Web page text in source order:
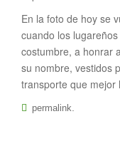
En la foto de hoy se
cuando los
costumbre, a honrar
su nombre, vestidos
transporte que mejor
permalink